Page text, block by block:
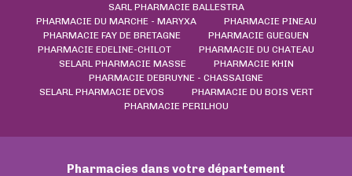
SARL PHARMACIE BALLESTRA
PHARMACIE DU MARCHE - MARYXA
PHARMACIE PINEAU
PHARMACIE FAY DE BRETAGNE
PHARMACIE GUEGUEN
PHARMACIE EDELINE-CHILOT
PHARMACIE DU CHATEAU
SELARL PHARMACIE MASSE
PHARMACIE KHIN
PHARMACIE DEBRUYNE - CHASSAIGNE
SELARL PHARMACIE DEVOS
PHARMACIE DU BOIS VERT
PHARMACIE PERILHOU
Pharmacies dans votre département